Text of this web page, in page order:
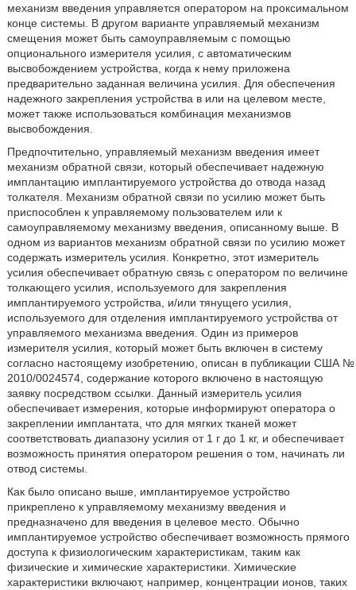
механизм введения управляется оператором на проксимальном
конце системы. В другом варианте управляемый механизм
смещения может быть самоуправляемым с помощью
опционального измерителя усилия, с автоматическим
высвобождением устройства, когда к нему приложена
предварительно заданная величина усилия. Для обеспечения
надежного закрепления устройства в или на целевом месте,
может также использоваться комбинация механизмов
высвобождения.
Предпочтительно, управляемый механизм введения имеет
механизм обратной связи, который обеспечивает надежную
имплантацию имплантируемого устройства до отвода назад
толкателя. Механизм обратной связи по усилию может быть
приспособлен к управляемому пользователем или к
самоуправляемому механизму введения, описанному выше. В
одном из вариантов механизм обратной связи по усилию может
содержать измеритель усилия. Конкретно, этот измеритель
усилия обеспечивает обратную связь с оператором по величине
толкающего усилия, используемого для закрепления
имплантируемого устройства, и/или тянущего усилия,
используемого для отделения имплантируемого устройства от
управляемого механизма введения. Один из примеров
измерителя усилия, который может быть включен в систему
согласно настоящему изобретению, описан в публикации США №
2010/0024574, содержание которого включено в настоящую
заявку посредством ссылки. Данный измеритель усилия
обеспечивает измерения, которые информируют оператора о
закреплении имплантата, что для мягких тканей может
соответствовать диапазону усилия от 1 г до 1 кг, и обеспечивает
возможность принятия оператором решения о том, начинать ли
отвод системы.
Как было описано выше, имплантируемое устройство
прикреплено к управляемому механизму введения и
предназначено для введения в целевое место. Обычно
имплантируемое устройство обеспечивает возможность прямого
доступа к физиологическим характеристикам, таким как
физические и химические характеристики. Химические
характеристики включают, например, концентрации ионов, таких